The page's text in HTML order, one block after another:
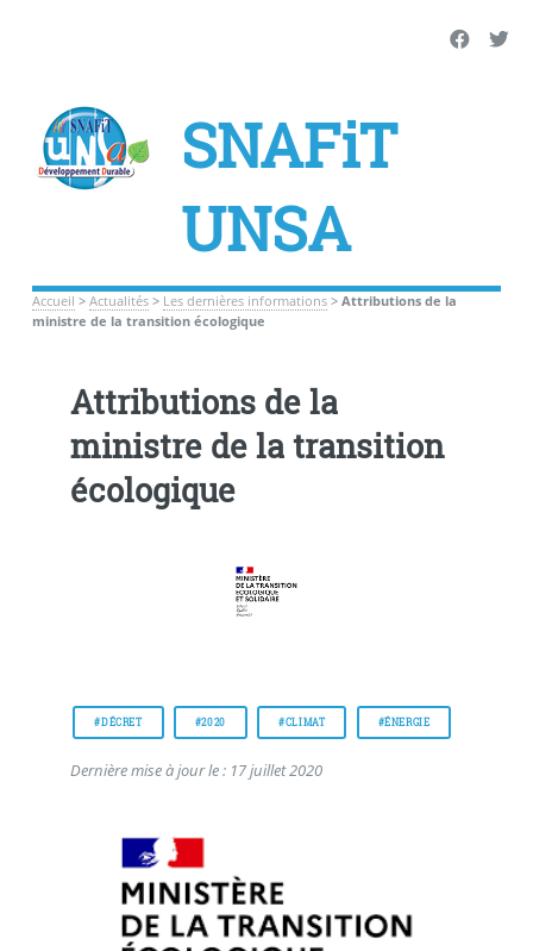
SNAFiT
UNSA
Accueil > Actualités> Les dernières informations> Attributions de la
ministre de la transition écologique
Attributions de la
ministre de la transition
écologique
#DÉCRET #2020 #CLIMAT #ÉNERGIE
Dernière mise à jour le : 17 juillet 2020